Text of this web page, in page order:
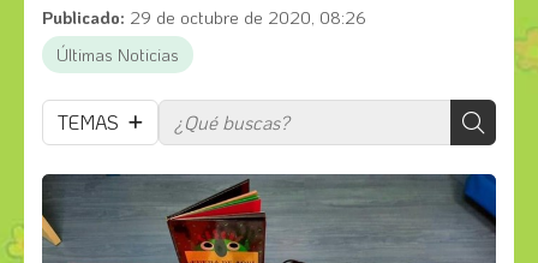
Publicado: 29 de octubre de 2020, 08:26
Últimas Noticias
TEMAS